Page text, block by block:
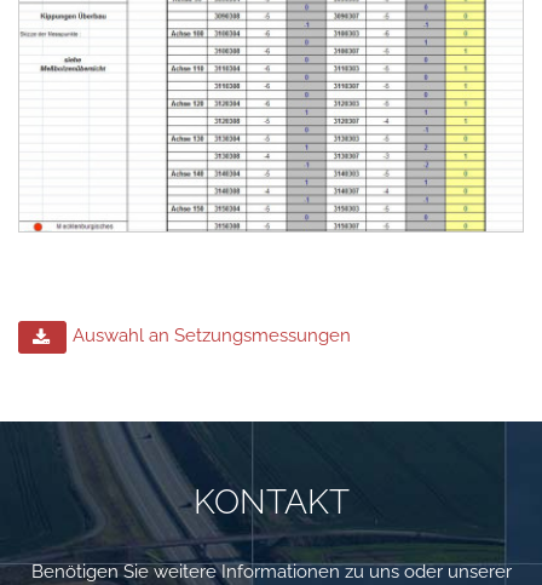
Auswahl an Setzungsmessungen
KONTAKT
Benötigen Sie weitere Informationen zu uns oder unserer